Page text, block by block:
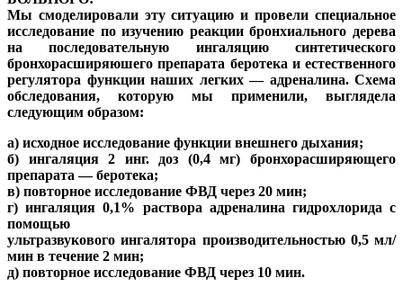
Мы смоделировали эту ситуацию и провели специальное
исследование по изучению реакции бронхиального дерева
на последовательную ингаляцию синтетического
бронхорасширяюшего препарата беротека и естественного
регулятора функции наших легких — адреналина. Схема
обследования, которую мы применили, выглядела
следующим образом:
а) исходное исследование функции внешнего дыхания;
б) ингаляция 2 инг. доз (0,4 мг) бронхорасширяющего
препарата — беротека;
в) повторное исследование ФВД через 20 мин;
г) ингаляция 0,1% раствора адреналина гидрохлорида с
помощью
ультразвукового ингалятора производительностью 0,5 мл/
мин в течение 2 мин;
д) повторное исследование ФВД через 10 мин.